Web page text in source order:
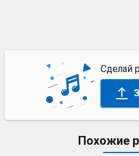
Сделай
Похожие